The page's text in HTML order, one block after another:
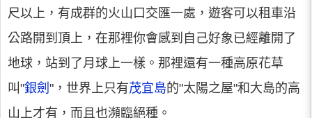
尺以上，有成群的火山口交匯一處，遊客可以租車沿
公路開到頂上，在那裡你會感到自己好象已經離開了
地球，站到了月球上一樣。那裡還有一種高原花草
叫"銀劍 "，世界上只有茂宜島的"太陽之屋"和大島的高
山上才有，而且也瀕臨絕種。